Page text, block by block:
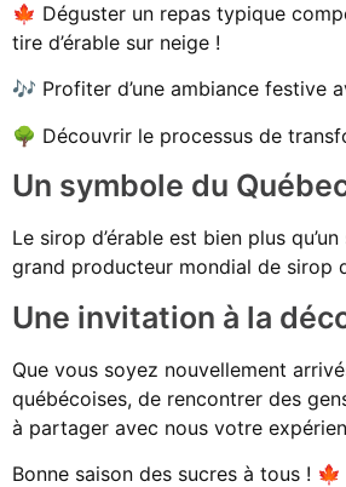
🍁 Déguster un repas typique
tire d’érable sur neige !
🎶 Profiter d’une ambiance festive
🌳 Découvrir le processus de
Un symbole du
Le sirop d’érable est bien plus
grand producteur mondial de sirop
Une invitation à la
Que vous soyez nouvellement
québécoises, de rencontrer des
à partager avec nous votre
Bonne saison des sucres à tous ! 🍁